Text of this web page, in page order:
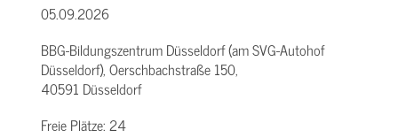
05.09.2026
BBG-Bildungszentrum Düsseldorf (am SVG-Autohof
Düsseldorf), Oerschbachstraße 150,
40591 Düsseldorf
Freie Plätze:24